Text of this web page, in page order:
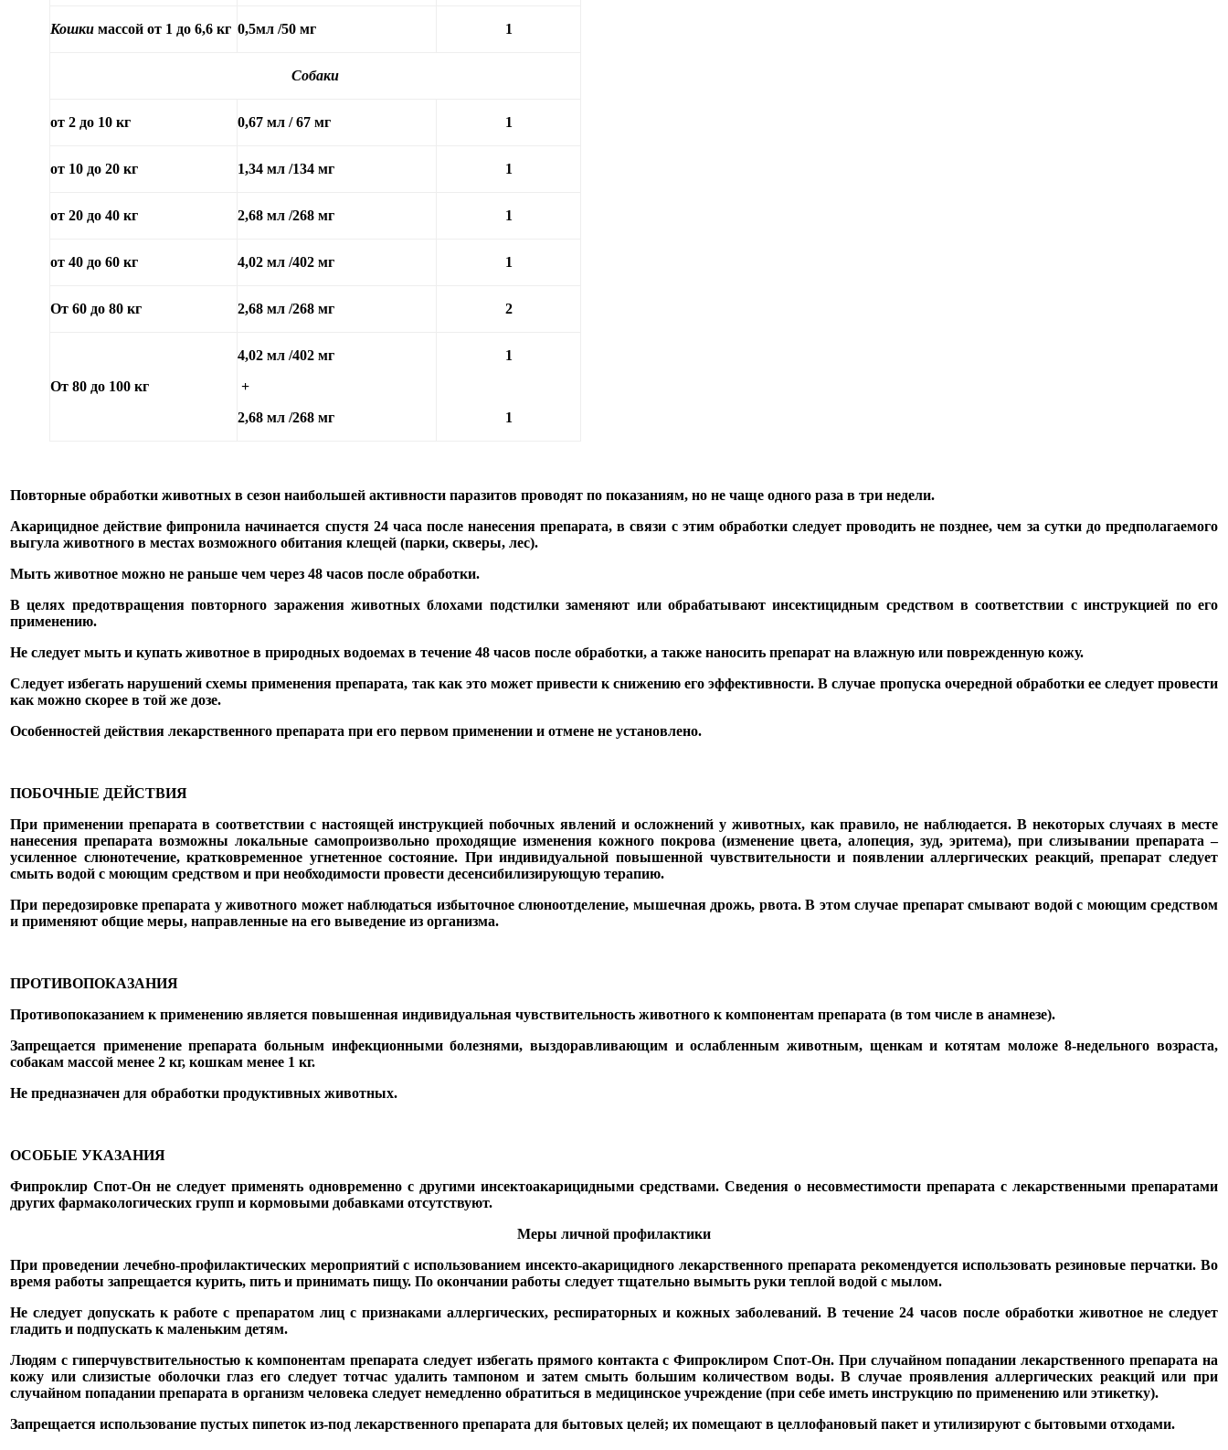
Кошки массой от 1 до 6,6 кг 0,5мл /50 мг 1
Собаки
от 2 до 10 кг 0,67 мл / 67 мг 1
от 10 до 20 кг 1,34 мл /134 мг 1
от 20 до 40 кг 2,68 мл /268 мг 1
от 40 до 60 кг 4,02 мл /402 мг 1
От 60 до 80 кг 2,68 мл /268 мг 2
От 80 до 100 кг
4,02 мл /402 мг
+
2,68 мл /268 мг
1
1
Повторные обработки животных в сезон наибольшей активности паразитов проводят по показаниям, но не чаще одного раза в три недели.
Акарицидное действие фипронила начинается спустя 24 часа после нанесения препарата, в связи с этим обработки следует проводить не позднее, чем за сутки до предполагаемого
выгула животного в местах возможного обитания клещей (парки, скверы, лес).
Мыть животное можно не раньше чем через 48 часов после обработки.
В целях предотвращения повторного заражения животных блохами подстилки заменяют или обрабатывают инсектицидным средством в соответствии с инструкцией по его
применению.
Не следует мыть и купать животное в природных водоемах в течение 48 часов после обработки, а также наносить препарат на влажную или поврежденную кожу.
Следует избегать нарушений схемы применения препарата, так как это может привести к снижению его эффективности. В случае пропуска очередной обработки ее следует провести
как можно скорее в той же дозе.
Особенностей действия лекарственного препарата при его первом применении и отмене не установлено.
ПОБОЧНЫЕ ДЕЙСТВИЯ
При применении препарата в соответствии с настоящей инструкцией побочных явлений и осложнений у животных, как правило, не наблюдается. В некоторых случаях в месте
нанесения препарата возможны локальные самопроизвольно проходящие изменения кожного покрова (изменение цвета, алопеция, зуд, эритема), при слизывании препарата –
усиленное слюнотечение, кратковременное угнетенное состояние. При индивидуальной повышенной чувствительности и появлении аллергических реакций, препарат следует
смыть водой с моющим средством и при необходимости провести десенсибилизирующую терапию.
При передозировке препарата у животного может наблюдаться избыточное слюноотделение, мышечная дрожь, рвота. В этом случае препарат смывают водой с моющим средством
и применяют общие меры, направленные на его выведение из организма.
ПРОТИВОПОКАЗАНИЯ
Противопоказанием к применению является повышенная индивидуальная чувствительность животного к компонентам препарата (в том числе в анамнезе).
Запрещается применение препарата больным инфекционными болезнями, выздоравливающим и ослабленным животным, щенкам и котятам моложе 8-недельного возраста,
собакам массой менее 2 кг, кошкам менее 1 кг.
Не предназначен для обработки продуктивных животных.
ОСОБЫЕ УКАЗАНИЯ
Фипроклир Спот-Он не следует применять одновременно с другими инсектоакарицидными средствами. Сведения о несовместимости препарата с лекарственными препаратами
других фармакологических групп и кормовыми добавками отсутствуют.
Меры личной профилактики
При проведении лечебно-профилактических мероприятий с использованием инсекто-акарицидного лекарственного препарата рекомендуется использовать резиновые перчатки. Во
время работы запрещается курить, пить и принимать пищу. По окончании работы следует тщательно вымыть руки теплой водой с мылом.
Не следует допускать к работе с препаратом лиц с признаками аллергических, респираторных и кожных заболеваний. В течение 24 часов после обработки животное не следует
гладить и подпускать к маленьким детям.
Людям с гиперчувствительностью к компонентам препарата следует избегать прямого контакта с Фипроклиром Спот-Он. При случайном попадании лекарственного препарата на
кожу или слизистые оболочки глаз его следует тотчас удалить тампоном и затем смыть большим количеством воды. В случае проявления аллергических реакций или при
случайном попадании препарата в организм человека следует немедленно обратиться в медицинское учреждение (при себе иметь инструкцию по применению или этикетку).
Запрещается использование пустых пипеток из-под лекарственного препарата для бытовых целей; их помещают в целлофановый пакет и утилизируют с бытовыми отходами.